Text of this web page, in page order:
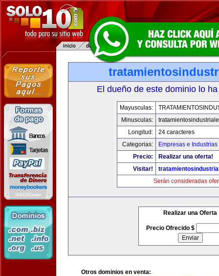
El dueño de este dominio lo
Mayusculas:
Minusculas:
Longitud:
24 caracteres
Categorias:
Empresas e Industrias
Precio:
Realizar una oferta!
Visitar!
Serán consideradas
Realizar una Oferta
Precio Ofrecido $
Otros dominios en venta: